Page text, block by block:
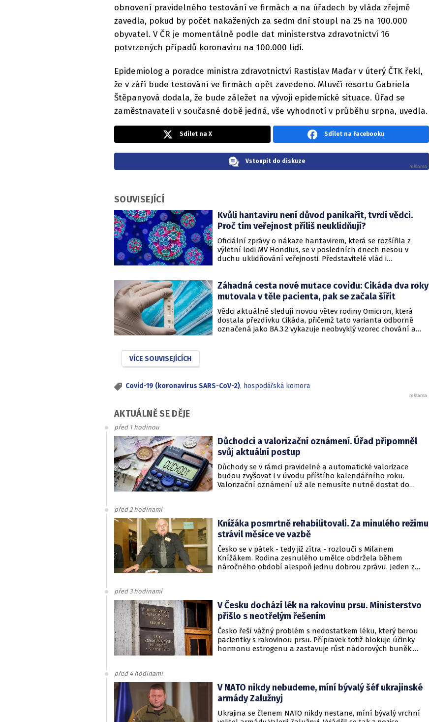
obnovení pravidelného testování ve firmách a na úřadech by vláda zřejmě
zavedla, pokud by počet nakažených za sedm dní stoupl na 25 na 100.000
obyvatel. V ČR je momentálně podle dat ministerstva zdravotnictví 16
potvrzených případů koronaviru na 100.000 lidí.
Epidemiolog a poradce ministra zdravotnictví Rastislav Maďar v úterý ČTK řekl,
že v září bude testování ve firmách opět zavedeno. Mluvčí resortu Gabriela
Štěpanyová dodala, že bude záležet na vývoji epidemické situace. Úřad se
zaměstnavateli v současné době jedná, vše vyhodnotí v průběhu srpna, uvedla.
Sdílet na X Sdílet na Facebooku
Vstoupit do diskuze
SOUVISEJÍCÍ
Kvůli hantaviru není důvod panikařit, tvrdí vědci.
Proč tím veřejnost příliš neuklidňují?
Oficiální zprávy o nákaze hantavirem, která se rozšířila z
výletní lodi MV Hondius, se v posledních dnech nesou v
duchu uklidňování veřejnosti. Představitelé vlád i
však podle CNN varují, že příliš sebevědomá rétorika, kterou
označují za úmyslné šíření klidu, může mít opačný účinek a
prohloubit úzkost ve společnosti, která má stále v živé paměti
pandemii covidu-19.
Záhadná cesta nové mutace covidu: Cikáda dva roky
mutovala v těle pacienta, pak se začala šířit
Vědci aktuálně sledují novou větev rodiny Omicron, která
dostala přezdívku Cikáda, přičemž tato varianta odborně
označená jako BA.3.2 vykazuje neobvyklý vzorec chování a
nečekaně vynořit po letech strávených pod zemí.
VÍCE SOUVISEJÍCÍCH
Covid-19 (koronavirus SARS-CoV-2), hospodářská komora
AKTUÁLNĚ SE DĚJE
před 1 hodinou
Důchodci a valorizační oznámení. Úřad připomněl
svůj aktuální postup
Důchody se v rámci pravidelné a automatické valorizace
budou zvyšovat i v úvodu příštího kalendářního roku.
Valorizační oznámení už ale nemusíte nutně dostat do
před 2 hodinami
Knížáka posmrtně rehabilitovali. Za minulého režimu
strávil měsíce ve vazbě
Česko se v pátek - tedy již zítra - rozloučí s Milanem
Knížákem. Rodina zesnulého umělce obdržela během
náročného období alespoň jednu dobrou zprávu. Jeden z
před 3 hodinami
V Česku dochází lék na rakovinu prsu. Ministerstvo
přišlo s neotřelým řešením
Česko řeší vážný problém s nedostatkem léku, který berou
pacientky s rakovinou prsu. Přípravek totiž blokuje účinky
hormonu estrogenu a zastavuje růst nádorových buněk.
před 4 hodinami
V NATO nikdy nebudeme, míní bývalý šéf ukrajinské
armády Zalužnyj
Ukrajina se členem NATO nikdy nestane, míní bývalý vrchní